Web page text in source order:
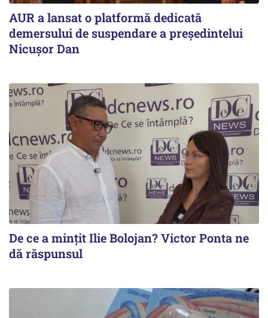
AUR a lansat o platformă dedicată
demersului de suspendare a președintelui
Nicușor Dan
De ce a mințit Ilie Bolojan? Victor Ponta ne
dă răspunsul